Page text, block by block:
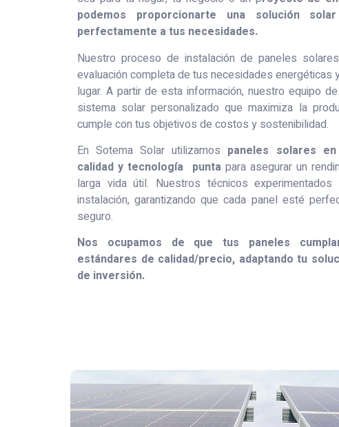
podemos proporcionarte una solución
perfectamente a tus necesidades.
Nuestro proceso de instalación de paneles
evaluación completa de tus necesidades energéticas
lugar. A partir de esta información, nuestro equipo
sistema solar personalizado que maximiza la
cumple con tus objetivos de costos y sostenibilidad.
En Sotema Solar utilizamos paneles solares en
calidad y tecnología puntapara asegurar un
larga vida útil. Nuestros técnicos
instalación, garantizando que cada panel esté
seguro.
Nos ocupamos de que tus paneles
estándares de calidad/precio, adaptando tu
de inversión.